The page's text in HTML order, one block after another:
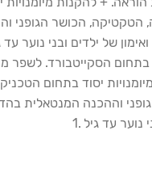
הטקטיקה, הכושר הגופני
הסקייטבורד. לשפר
יסוד בתחום
וההכנה המנטאלית
נוער עד גיל .1